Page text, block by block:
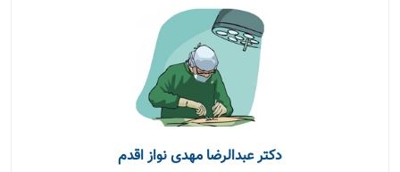
دکتر عبدالرضا مهدی نواز اقدم